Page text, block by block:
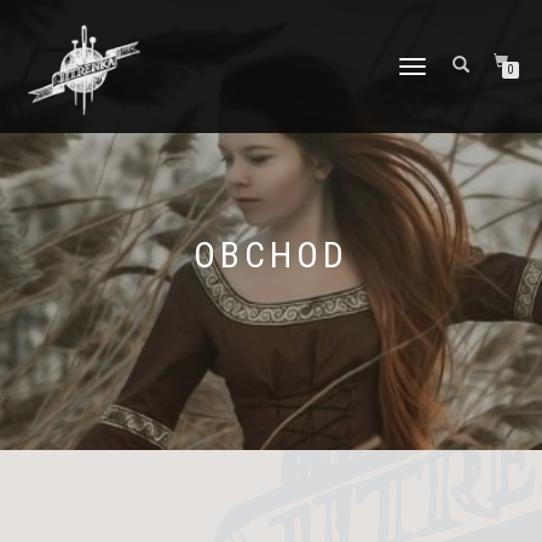
PŘEPNOUT
0
OBCHOD